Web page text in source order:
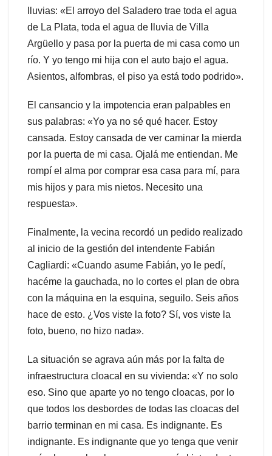
lluvias: «El arroyo del Saladero trae toda el agua
de La Plata, toda el agua de lluvia de Villa
Argüello y pasa por la puerta de mi casa como un
río. Y yo tengo mi hija con el auto bajo el agua.
Asientos, alfombras, el piso ya está todo podrido».
El cansancio y la impotencia eran palpables en
sus palabras: «Yo ya no sé qué hacer. Estoy
cansada. Estoy cansada de ver caminar la mierda
por la puerta de mi casa. Ojalá me entiendan. Me
rompí el alma por comprar esa casa para mí, para
mis hijos y para mis nietos. Necesito una
respuesta».
Finalmente, la vecina recordó un pedido realizado
al inicio de la gestión del intendente Fabián
Cagliardi: «Cuando asume Fabián, yo le pedí,
hacéme la gauchada, no lo cortes el plan de obra
con la máquina en la esquina, seguilo. Seis años
hace de esto. ¿Vos viste la foto? Sí, vos viste la
foto, bueno, no hizo nada».
La situación se agrava aún más por la falta de
infraestructura cloacal en su vivienda: «Y no solo
eso. Sino que aparte yo no tengo cloacas, por lo
que todos los desbordes de todas las cloacas del
barrio terminan en mi casa. Es indignante. Es
indignante. Es indignante que yo tenga que venir